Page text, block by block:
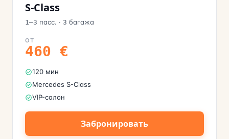
S-Class
1–3 пасс. · 3 багажа
ОТ
460 €
120 мин
Mercedes S-Class
VIP-салон
Забронировать